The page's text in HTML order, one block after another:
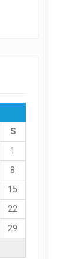
S
1
8
15
22
29